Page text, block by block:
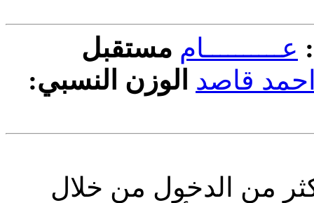
عــــــــــام مستقبل
قاصد الوزن النسبي:
من الدخول من خلال